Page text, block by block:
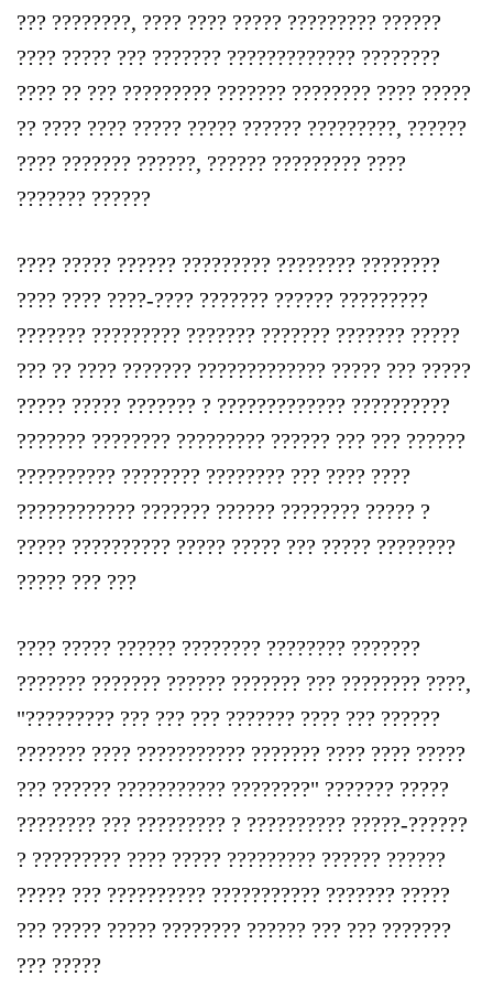
??? ????????, ???? ???? ????? ????????? ??????
???? ????? ??? ??????? ????????????? ????????
???? ?? ??? ????????? ??????? ???????? ???? ?????
?? ???? ???? ????? ????? ?????? ?????????, ??????
???? ??????? ??????, ?????? ????????? ????
??????? ??????
???? ????? ?????? ????????? ???????? ????????
???? ???? ????-???? ??????? ?????? ?????????
??????? ????????? ??????? ??????? ??????? ?????
??? ?? ???? ??????? ????????????? ????? ??? ?????
????? ????? ??????? ? ????????????? ??????????
??????? ???????? ????????? ?????? ??? ??? ??????
?????????? ???????? ???????? ??? ???? ????
???????????? ??????? ?????? ???????? ????? ?
????? ?????????? ????? ????? ??? ????? ????????
????? ??? ???
???? ????? ?????? ???????? ???????? ???????
??????? ??????? ?????? ??????? ??? ???????? ????,
"????????? ??? ??? ??? ??????? ???? ??? ??????
??????? ???? ??????????? ??????? ???? ???? ?????
??? ?????? ??????????? ????????" ??????? ?????
???????? ??? ????????? ? ?????????? ?????-??????
? ????????? ???? ????? ????????? ?????? ??????
????? ??? ?????????? ??????????? ??????? ?????
??? ????? ????? ???????? ?????? ??? ??? ???????
??? ?????